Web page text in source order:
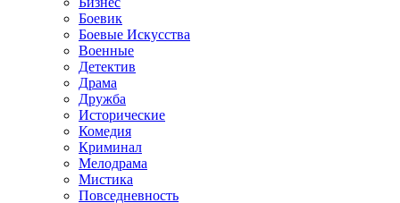
Боевик
Боевые Искусства
Военные
Детектив
Драма
Дружба
Исторические
Комедия
Криминал
Мелодрама
Мистика
Повседневность